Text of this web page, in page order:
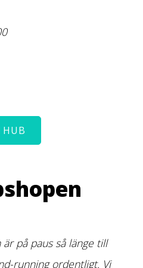
HUB
på paus så länge till
running ordentligt. Vi